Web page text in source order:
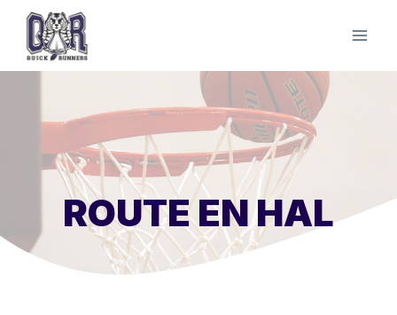
Doorgaan
inhoud
ROUTE EN HAL